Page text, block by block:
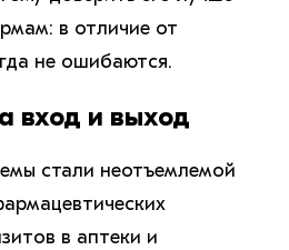
в отличие от
не ошибаются.
вход и выход
стали неотъемлемой
в аптеки и